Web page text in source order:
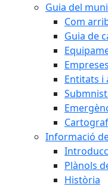
Guia del
Com
Guia de
Entitats i
Informació
Plànols
Història